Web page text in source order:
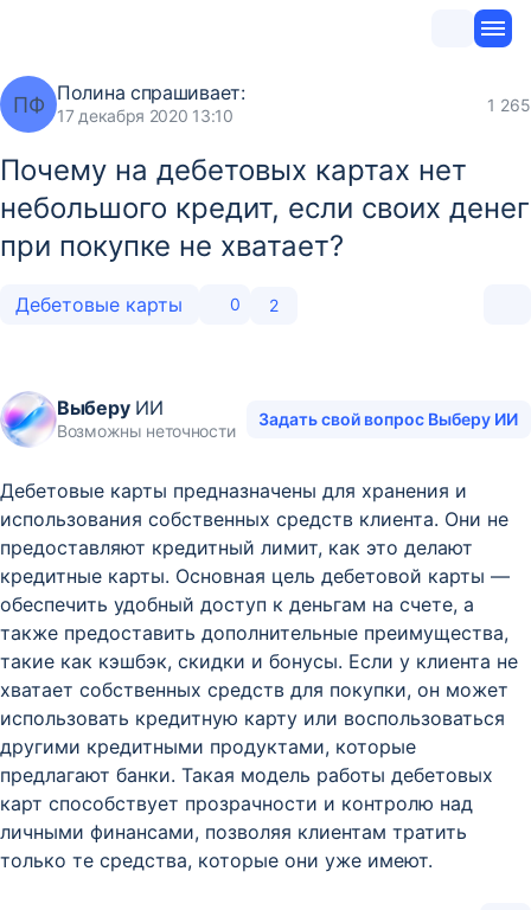
ПФ Полина спрашивает:
17 декабря 2020 13:10
1 265
Почему на дебетовых картах нет
небольшого кредит, если своих денег
при покупке не хватает?
Дебетовые карты 0 2
ВыберуИИ
Возможны неточности
Задать свой вопрос Выберу ИИ
Дебетовые карты предназначены для хранения и
использования собственных средств клиента. Они не
предоставляют кредитный лимит, как это делают
кредитные карты. Основная цель дебетовой карты —
обеспечить удобный доступ к деньгам на счете, а
также предоставить дополнительные преимущества,
такие как кэшбэк, скидки и бонусы. Если у клиента не
хватает собственных средств для покупки, он может
использовать кредитную карту или воспользоваться
другими кредитными продуктами, которые
предлагают банки. Такая модель работы дебетовых
карт способствует прозрачности и контролю над
личными финансами, позволяя клиентам тратить
только те средства, которые они уже имеют.